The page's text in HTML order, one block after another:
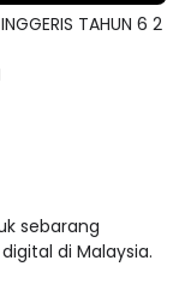
TAHUN 6 2
sebarang
di Malaysia.